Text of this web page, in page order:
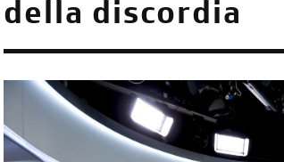
della discordia